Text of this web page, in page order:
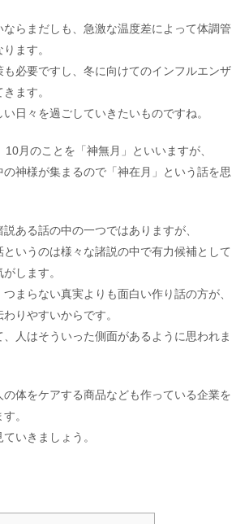
ならまだしも、急激な温度差によって体調管
ます。
必要ですし、冬に向けてのインフルエンザ
ます。
日々を過ごしていきたいものですね。
月のことを「神無月」といいますが、
の神様が集まるので「神在月」という話を思
ある話の中の一つではありますが、
というのは様々な諸説の中で有力候補として
します。
まらない真実よりも面白い作り話の方が、
りやすいからです。
人はそういった側面があるように思われま
体をケアする商品なども作っている企業を
。
いきましょう。